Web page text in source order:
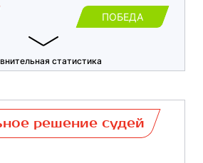
ПОБЕДА
статистика
решение судей